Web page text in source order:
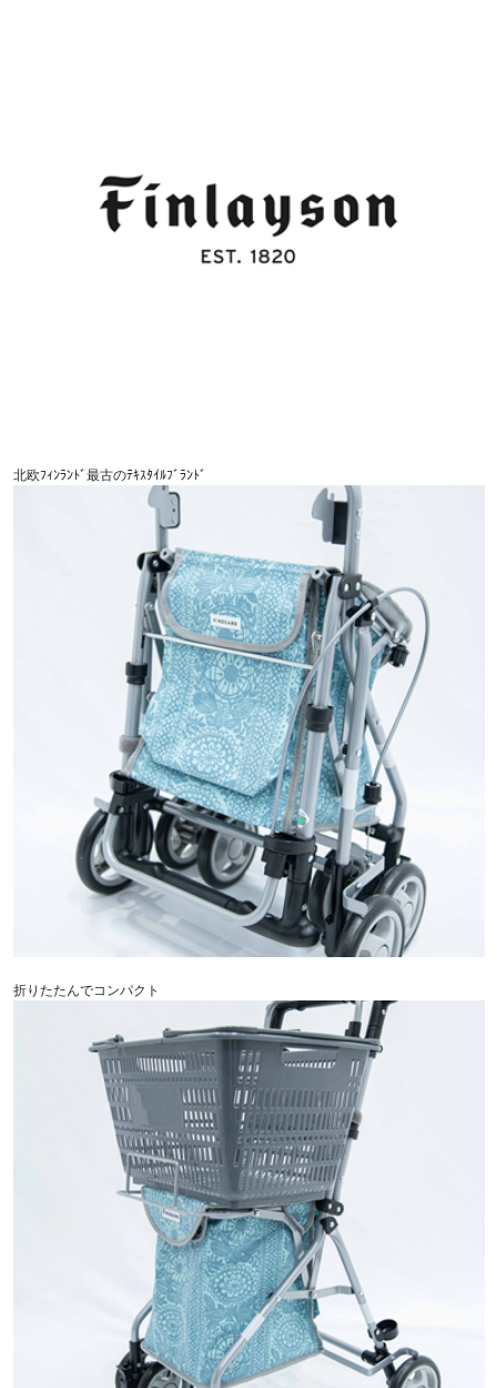
北欧ﾌｨﾝﾗﾝﾄﾞ最古のﾃｷｽﾀｲﾙﾌﾞﾗﾝﾄﾞ
折りたたんでコンパクト